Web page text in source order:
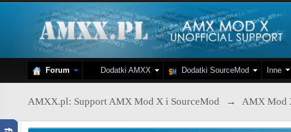
Forum Dodatki AMXX Dodatki SourceMod Inne
AMXX.pl: Support AMX Mod X i SourceMod → AMX Mod